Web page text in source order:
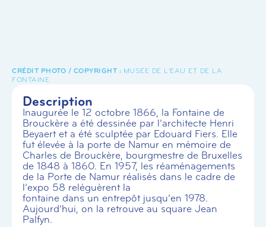
MUSÉE DE L'EAU ET DE LA
FONTAINE
Description
Inaugurée le 12 octobre 1866, la Fontaine de
Brouckère a été dessinée par l’architecte Henri
Beyaert et a été sculptée par Edouard Fiers. Elle
fut élevée à la porte de Namur en mémoire de
Charles de Brouckère, bourgmestre de Bruxelles
de 1848 à 1860. En 1957, les réaménagements
de la Porte de Namur réalisés dans le cadre de
l’expo 58 reléguèrent la
fontaine dans un entrepôt jusqu’en 1978.
Aujourd’hui, on la retrouve au square Jean
Palfyn.